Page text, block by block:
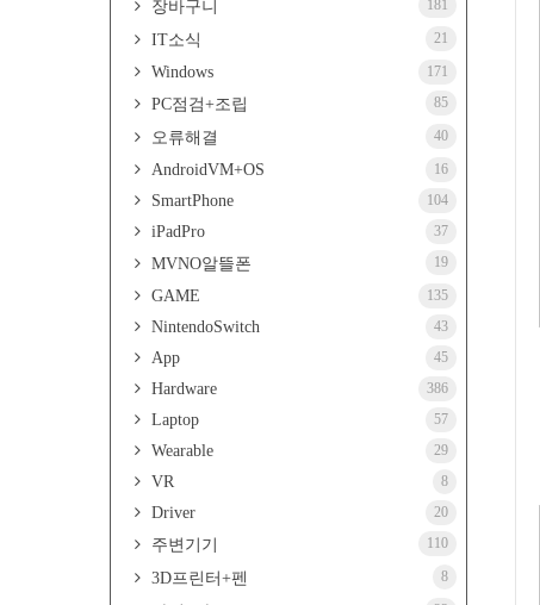
장바구니 181
IT소식 21
Windows 171
PC점검+조립 85
오류해결 40
AndroidVM+OS 16
SmartPhone 104
iPadPro 37
MVNO알뜰폰 19
GAME 135
NintendoSwitch 43
App 45
Hardware 386
Laptop 57
Wearable 29
VR 8
Driver 20
주변기기 110
3D프린터+펜 8